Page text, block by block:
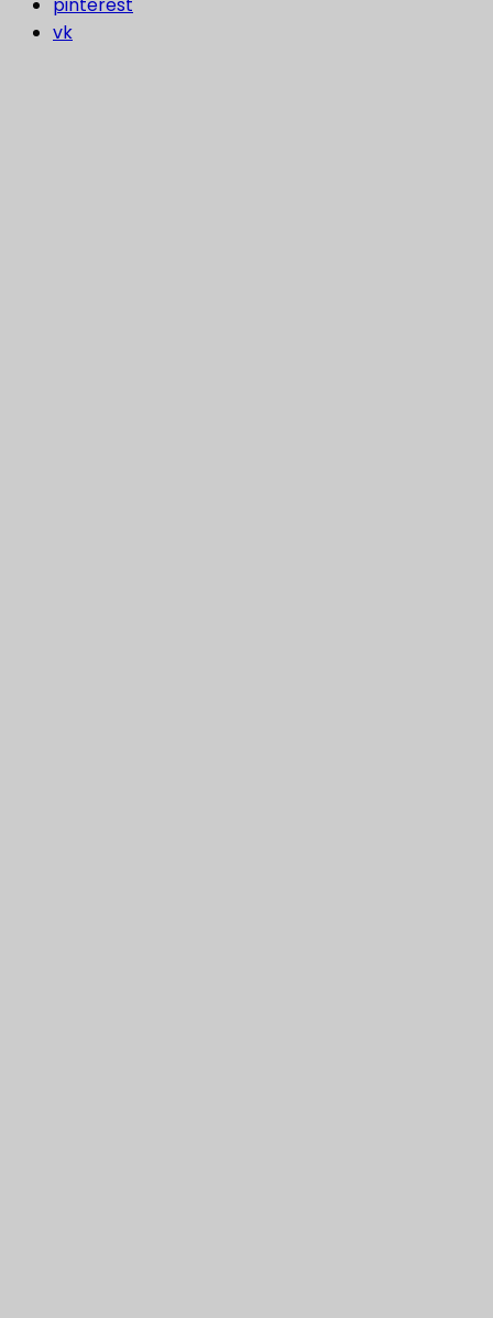
vk